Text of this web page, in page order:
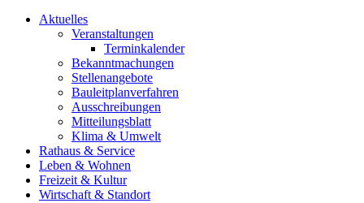
Aktuelles
Veranstaltungen
Terminkalender
Bekanntmachungen
Stellenangebote
Bauleitplanverfahren
Ausschreibungen
Mitteilungsblatt
Klima & Umwelt
Rathaus & Service
Leben & Wohnen
Freizeit & Kultur
Wirtschaft & Standort